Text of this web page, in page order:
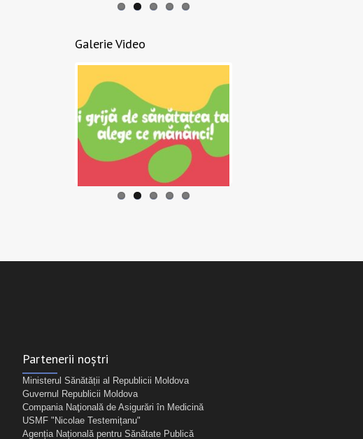
Galerie Video
Partenerii noștri
Ministerul Sănătății al Republicii Moldova
Guvernul Republicii Moldova
Compania Naţională de Asigurări în Medicină
USMF "Nicolae Testemițanu"
Agenția Națională pentru Sănătate Publică